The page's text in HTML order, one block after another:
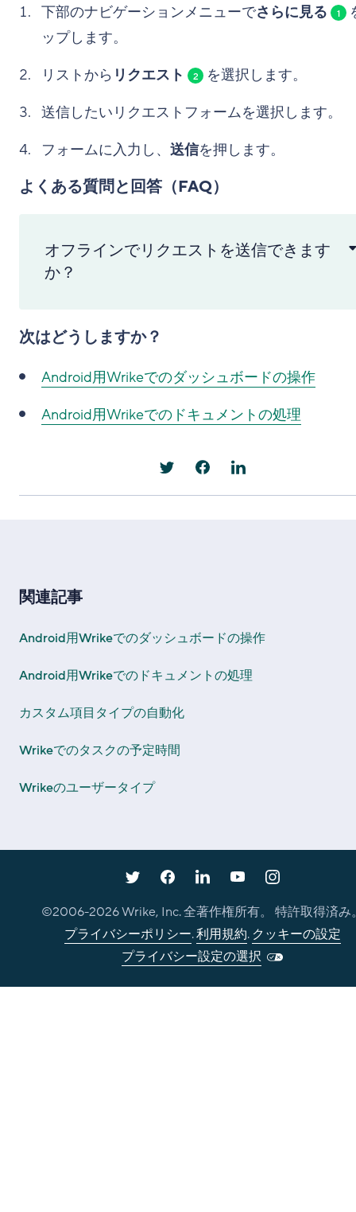
下部のナビゲーションメニューでさらに見る 1
ップします。
リストから リクエスト 2
を選択します。
送信したいリクエストフォームを選択します。
フォームに入力し、 送信を押します。
よくある質問と回答（FAQ）
オフラインでリクエストを送信できます
か？
次はどうしますか？
Android用Wrikeでのダッシュボードの操作
Android用Wrikeでのドキュメントの処理
関連記事
Android用Wrikeでのダッシュボードの操作
Android用Wrikeでのドキュメントの処理
カスタム項目タイプの自動化
Wrikeでのタスクの予定時間
Wrikeのユーザータイプ
©2006-2026Wrike, Inc. 全著作権所有。 特許取得済み
プライバシーポリシー.利用規約. クッキーの設定
プライバシー設定の選択